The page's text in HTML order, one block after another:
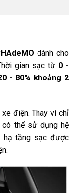
dành cho
gian sạc từ 0 -
- 80% khoảng 2
điện. Thay vì chỉ
có thể sử dụng hệ
hạ tầng sạc được